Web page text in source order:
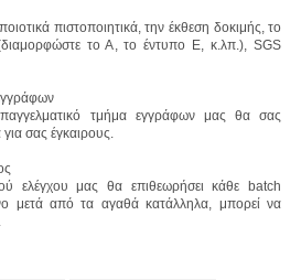
πιστοποιητικά, την έκθεση δοκιμής, το
(διαμορφώστε το Α, το έντυπο Ε, κ.λπ.), SGS
τμήμα εγγράφων μας θα σας
σας έγκαιρους.
ελέγχου μας θα επιθεωρήσει κάθε batch
μετά από τα αγαθά κατάλληλα, μπορεί να